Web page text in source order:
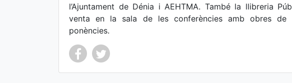
l’Ajuntament de Dénia i AEHTMA. També la llibreria
venta en la sala de les conferències amb obres de
ponències.